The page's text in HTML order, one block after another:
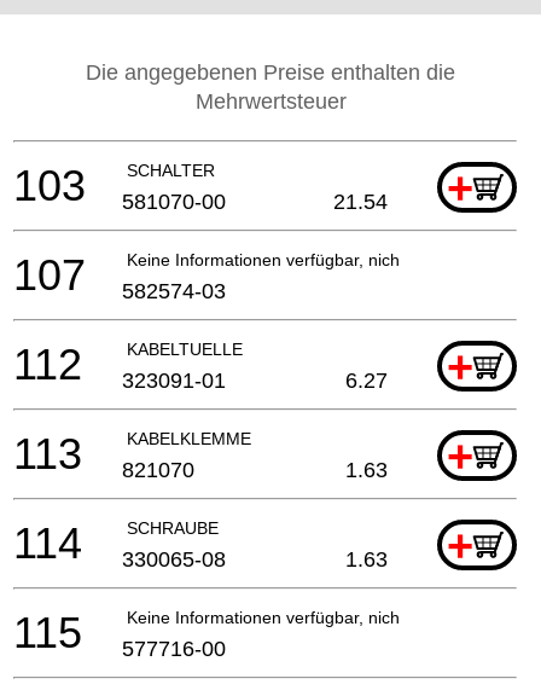
Die angegebenen Preise enthalten die
Mehrwertsteuer
SCHALTER +
103 581070-00 21.54
Keine Informationen verfügbar, nicht bestellbar
107 582574-03
KABELTUELLE +
112 323091-01 6.27
KABELKLEMME +
113 821070 1.63
SCHRAUBE +
114 330065-08 1.63
Keine Informationen verfügbar, nicht bestellbar
115 577716-00